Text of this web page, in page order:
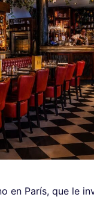
en París, que le